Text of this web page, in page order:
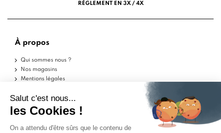
RÈGLEMENT EN 3X / 4X
À propos
Qui sommes nous ?
Nos magasins
Mentions légales
Politique de confidentialité
Aide
Echantillons